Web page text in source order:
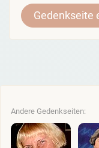
Gedenkseite
Andere Gedenkseiten: